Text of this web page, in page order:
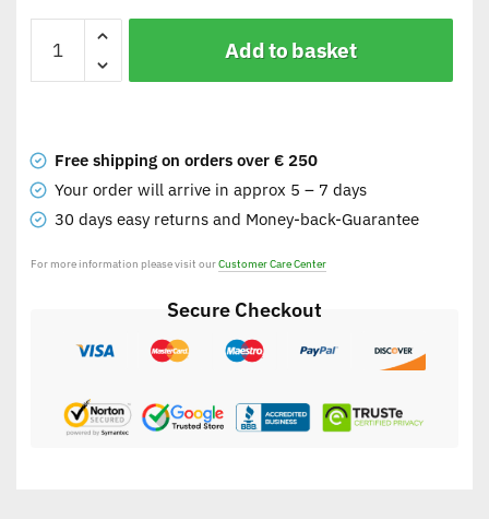
Add to basket
Free shipping on orders over € 250
Your order will arrive in approx 5 – 7 days
30 days easy returns and Money-back-Guarantee
For more information please visit ourCustomer Care Center
Secure Checkout